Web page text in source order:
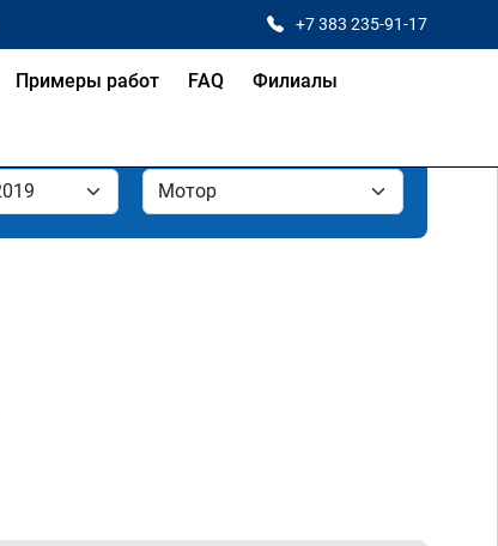
+7 383 235-91-17
Примеры работ FAQ Филиалы